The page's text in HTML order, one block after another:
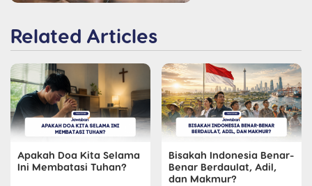
Related Articles
Apakah Doa Kita Selama
Ini Membatasi Tuhan?
Bisakah Indonesia Benar-
Benar Berdaulat, Adil,
dan Makmur?